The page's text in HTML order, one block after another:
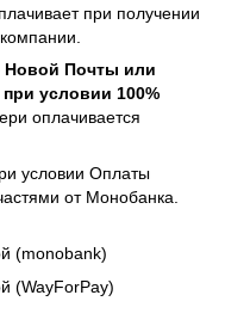
при получении
Новой Почты или
условии 100%
оплачивается
условии Оплаты
от Монобанка.
(monobank)
(WayForPay)